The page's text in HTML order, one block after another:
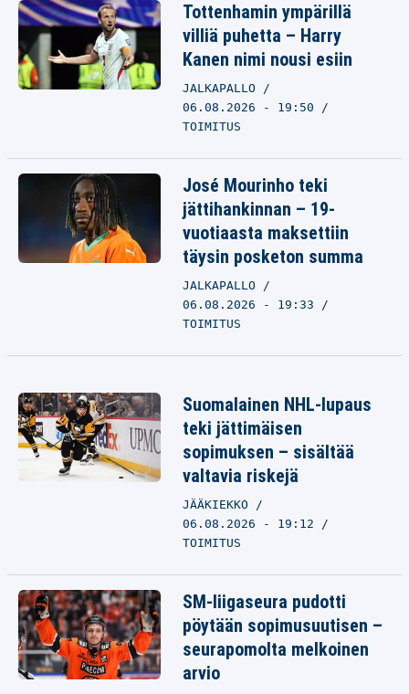
Tottenhamin ympärillä
villiä puhetta – Harry
Kanen nimi nousi esiin
JALKAPALLO
06.08.2026 - 19:50
TOIMITUS
José Mourinho teki
jättihankinnan – 19-
vuotiaasta maksettiin
täysin posketon summa
JALKAPALLO
06.08.2026 - 19:33
TOIMITUS
Suomalainen NHL-lupaus
teki jättimäisen
sopimuksen – sisältää
valtavia riskejä
JÄÄKIEKKO
06.08.2026 - 19:12
TOIMITUS
SM-liigaseura pudotti
pöytään sopimusuutisen –
seurapomolta melkoinen
arvio